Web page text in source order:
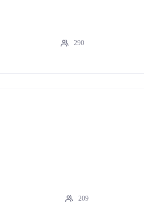
290
209